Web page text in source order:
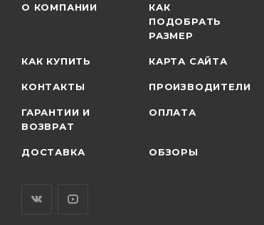
О КОМПАНИИ
КАК
ПОДОБРАТЬ
РАЗМЕР
КАК КУПИТЬ КАРТА САЙТА
КОНТАКТЫ ПРОИЗВОДИТЕЛИ
ГАРАНТИИ И
ВОЗВРАТ
ОПЛАТА
ДОСТАВКА ОБЗОРЫ